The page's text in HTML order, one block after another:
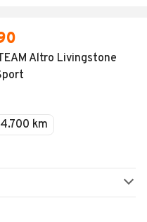
Altro Livingstone
km